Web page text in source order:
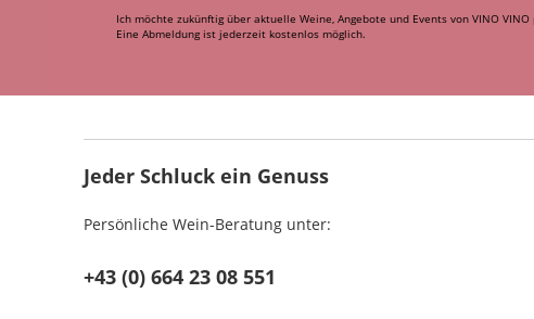
Ich möchte zukünftig über aktuelle Weine, Angebote und Events von VINO
Eine Abmeldung ist jederzeit kostenlos möglich.
Jeder Schluck ein Genuss
Persönliche Wein-Beratung unter:
+43 (0) 664 23 08 551